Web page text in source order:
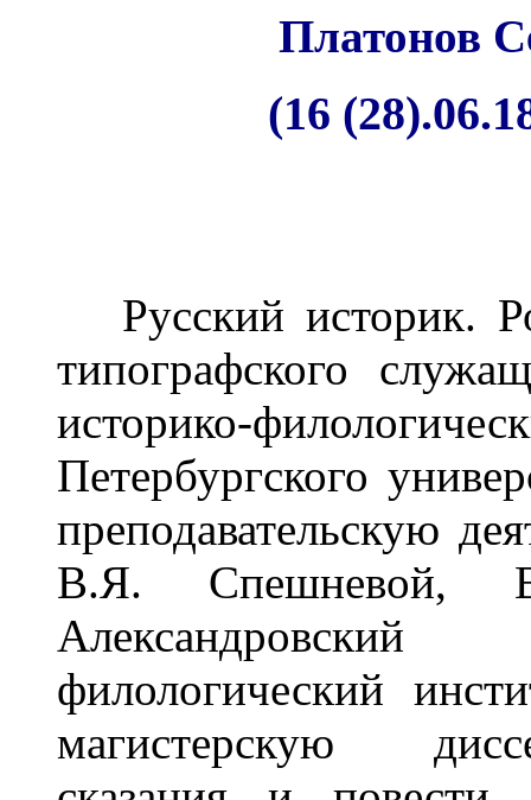
Платонов
(16
Русский историк.
типографского
историко-
Петербургского
преподавательскую
В.Я. Спешневой,
филологический
магистерскую